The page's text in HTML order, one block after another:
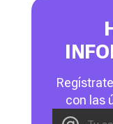
con las